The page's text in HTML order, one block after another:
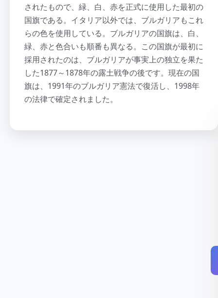
されたもので、緑、白、赤を正式に使用した最初の
国旗である。イタリア以外では、ブルガリアもこれ
らの色を使用している。ブルガリアの国旗は、白、
緑、赤と色合いも順番も異なる。この国旗が最初に
採用されたのは、ブルガリアが事実上の独立を果た
した1877～1878年の露土戦争の後です。現在の国
旗は、1991年のブルガリア憲法で復活し、1998年
の法律で確定されました。